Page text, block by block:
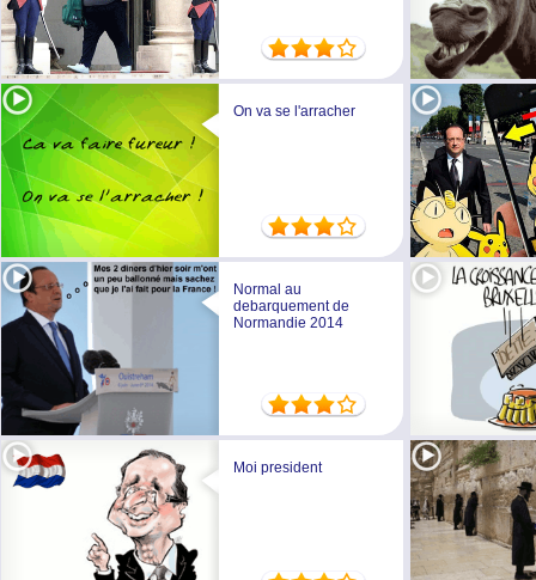
On va se l'arracher
Normal au
debarquement de
Normandie 2014
Moi president